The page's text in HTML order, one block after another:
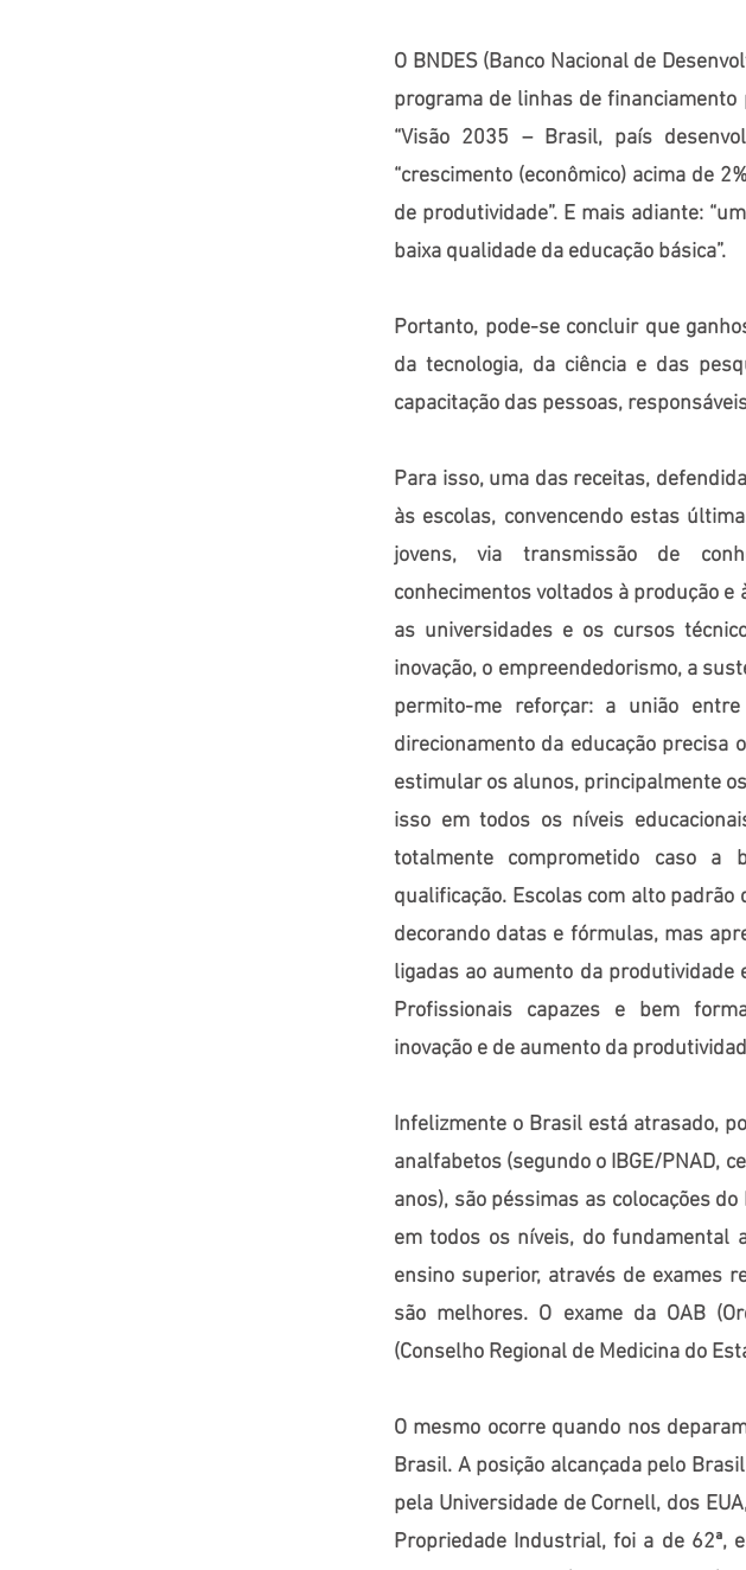
O BNDES (Banco Nacional de
programa de linhas de
“Visão 2035 – Brasil, país
“crescimento (econômico) acima de
de produtividade”. E mais adiante:
baixa qualidade da educação básica”.
Portanto, pode-se concluir que
da tecnologia, da ciência e das
capacitação das pessoas,
Para isso, uma das receitas,
às escolas, convencendo estas
jovens, via transmissão de
conhecimentos voltados à produção
as universidades e os cursos
inovação, o empreendedorismo, a
permito-me reforçar: a união
direcionamento da educação precisa
estimular os alunos, principalmente
isso em todos os níveis
totalmente comprometido caso a
qualificação. Escolas com alto
decorando datas e fórmulas, mas
ligadas ao aumento da produtividade
Profissionais capazes e bem
inovação e de aumento da
Infelizmente o Brasil está atrasado,
analfabetos (segundo o IBGE/PNAD,
anos), são péssimas as colocações
em todos os níveis, do fundamental
ensino superior, através de exames
são melhores. O exame da OAB
(Conselho Regional de Medicina do
O mesmo ocorre quando nos
Brasil. A posição alcançada pelo
pela Universidade de Cornell, dos
Propriedade Industrial, foi a de 62ª,